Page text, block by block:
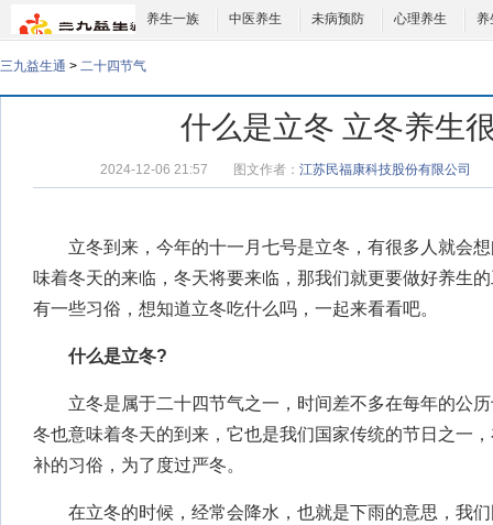
养生一族 中医养生 未病预防 心理养生 养
三九益生通 > 二十四节气
什么是立冬 立冬养生
2024-12-06 21:57 图文作者： 江苏民福康科技股份有限公司
立冬到来，今年的十一月七号是立冬，有很多人就会想
味着冬天的来临，冬天将要来临，那我们就更要做好养生
有一些习俗，想知道立冬吃什么 吗，一起来看看吧。
什么是立冬?
立冬是属于二十四节气之一，时间差不多在每年的公历
冬也意味着冬天的到来，它也是我们国家传统的节日之一
补的习俗，为了度过严冬。
在立冬的时候，经常会降水，也就是下雨的意思，我们